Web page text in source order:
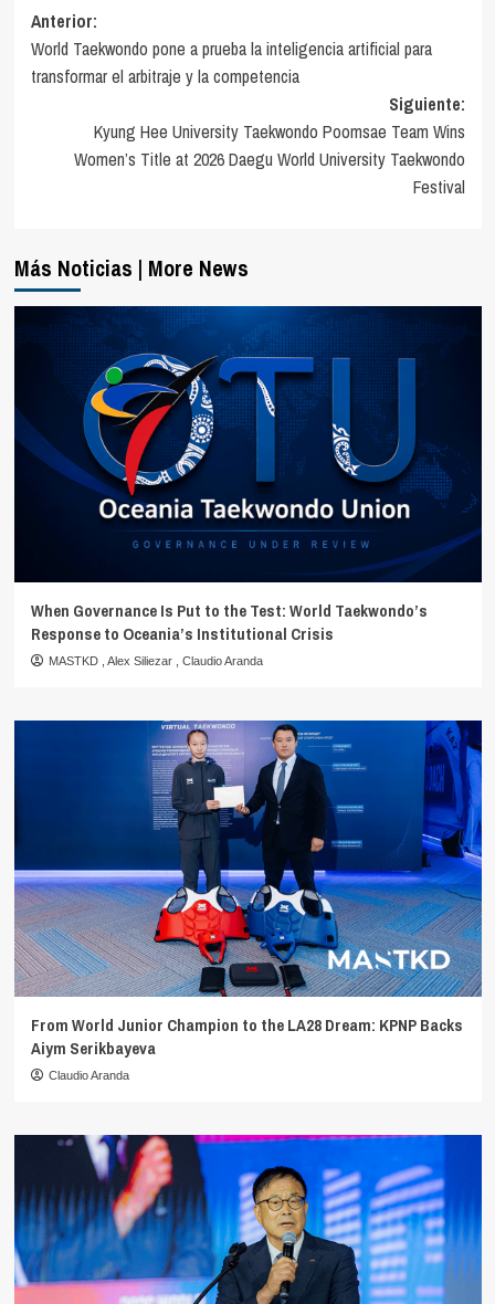
Navegación
de
entradas
Anterior:
World Taekwondo pone a prueba la inteligencia artificial para
transformar el arbitraje y la competencia
Siguiente:
Kyung Hee University Taekwondo Poomsae Team Wins
Women’s Title at 2026 Daegu World University Taekwondo
Festival
Más Noticias | More News
When Governance Is Put to the Test: World Taekwondo’s
Response to Oceania’s Institutional Crisis
MASTKD Alex Siliezar Claudio Aranda
From World Junior Champion to the LA28 Dream: KPNP Backs
Aiym Serikbayeva
Claudio Aranda